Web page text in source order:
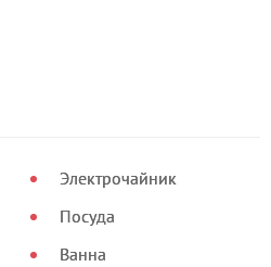
Электрочайник
Посуда
Ванна